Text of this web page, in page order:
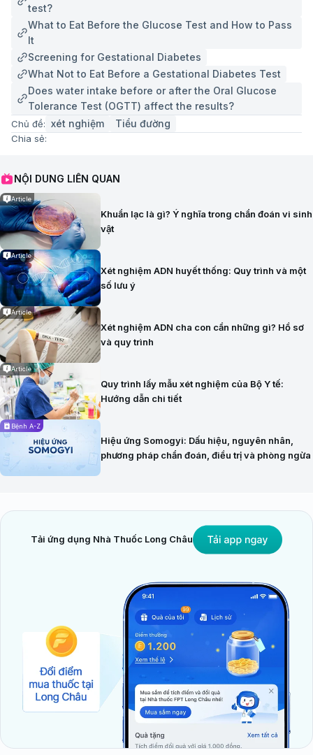
test?
What to Eat Before the Glucose Test and How to Pass
It
Screening for Gestational Diabetes
What Not to Eat Before a Gestational Diabetes Test
Does water intake before or after the Oral Glucose
Tolerance Test (OGTT) affect the results?
Chủ đề: xét nghiệm Tiểu đường
Chia sẻ:
NỘI DUNG LIÊN QUAN
Article
Khuẩn lạc là gì? Ý nghĩa trong chẩn đoán vi sinh
vật
Article
Xét nghiệm ADN huyết thống: Quy trình và một
số lưu ý
Article
Xét nghiệm ADN cha con cần những gì? Hồ sơ
và quy trình
Article
Quy trình lấy mẫu xét nghiệm của Bộ Y tế:
Hướng dẫn chi tiết
Bệnh A-Z
Hiệu ứng Somogyi: Dấu hiệu, nguyên nhân,
phương pháp chẩn đoán, điều trị và phòng ngừa
Tải ứng dụng Nhà Thuốc Long Châu